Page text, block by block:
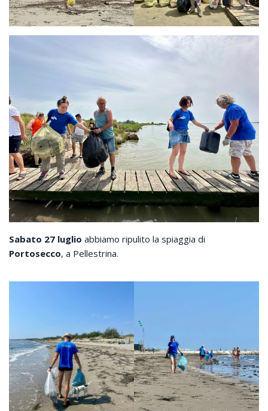
Sabato 27 luglio abbiamo ripulito la spiaggia di
Portosecco, a Pellestrina.